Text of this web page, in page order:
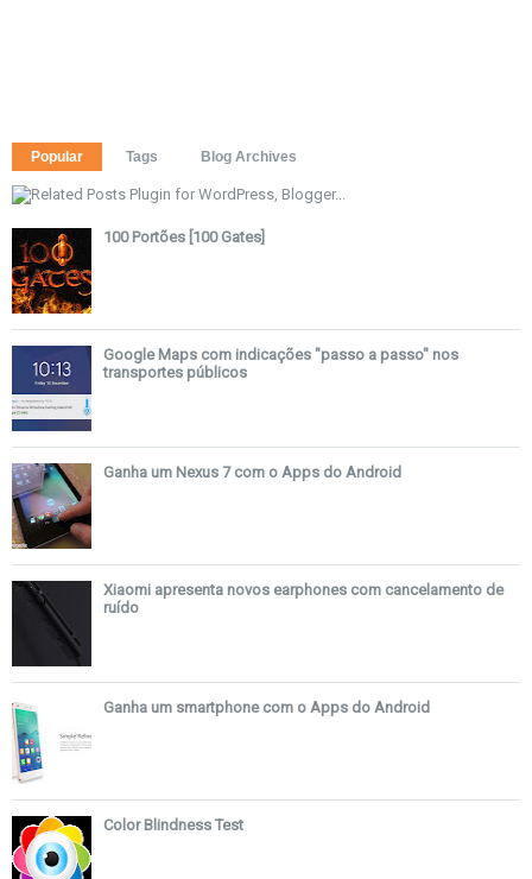
Popular Tags Blog Archives
100 Portões [100 Gates]
Google Maps com indicações "passo a passo" nos
transportes públicos
Ganha um Nexus 7 com o Apps do Android
Xiaomi apresenta novos earphones com cancelamento de
ruído
Ganha um smartphone com o Apps do Android
Color Blindness Test